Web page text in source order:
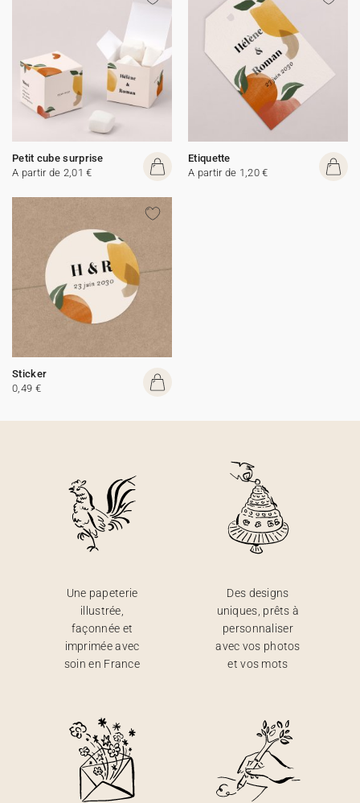
Petit cube surprise
A partir de 2,01 €
Etiquette
A partir de 1,20 €
Sticker
0,49 €
Une papeterie
illustrée,
façonnée et
imprimée avec
soin en France
Des designs
uniques, prêts à
personnaliser
avec vos photos
et vos mots